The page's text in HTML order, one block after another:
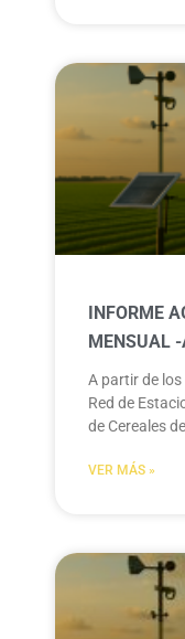
INFORME
MENSUAL
A partir de
Red de
de Cereales
VER MÁS »